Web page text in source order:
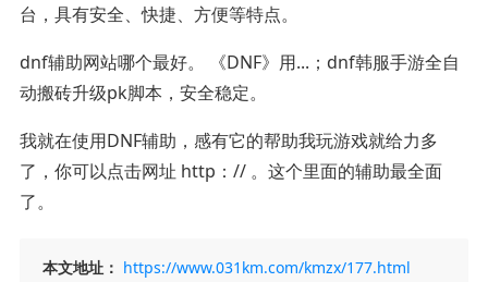
台，具有安全、快捷、方便等特点。
dnf辅助网站哪个最好。 《DNF》用...；dnf韩服手游全自
动搬砖升级pk脚本，安全稳定。
我就在使用DNF辅助，感有它的帮助我玩游戏就给力多
了，你可以点击网址 http：// 。这个里面的辅助最全面
了。
本文地址： https://www.031km.com/kmzx/177.html